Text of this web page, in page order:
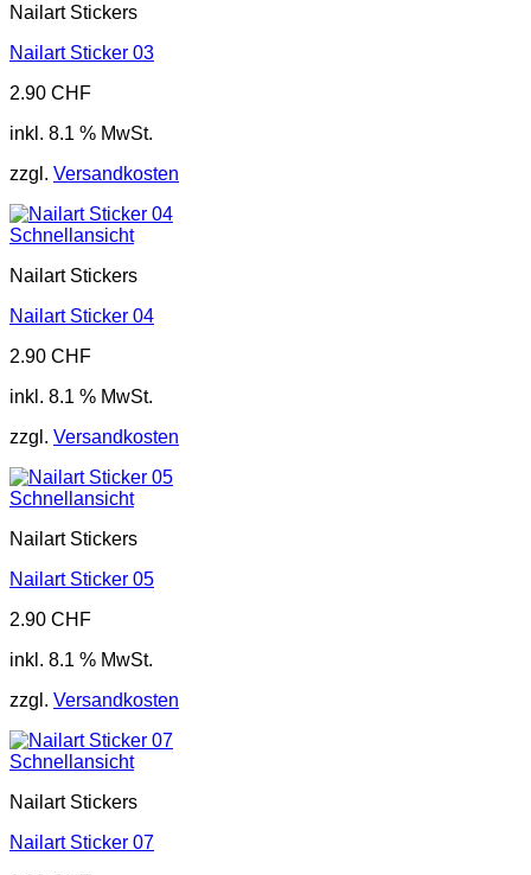
Nailart Stickers
Nailart Sticker 03
2.90 CHF
inkl. 8.1 % MwSt.
zzgl. Versandkosten
Schnellansicht
Nailart Stickers
Nailart Sticker 04
2.90 CHF
inkl. 8.1 % MwSt.
zzgl. Versandkosten
Schnellansicht
Nailart Stickers
Nailart Sticker 05
2.90 CHF
inkl. 8.1 % MwSt.
zzgl. Versandkosten
Schnellansicht
Nailart Stickers
Nailart Sticker 07